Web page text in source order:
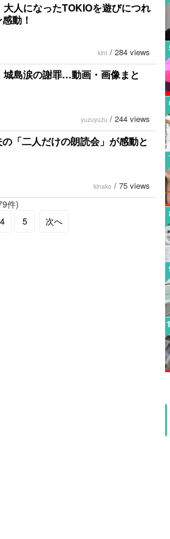
人になったTOKIOを遊びにつれ
動！
kint / 284 views
島涙の謝罪…動画・画像まと
yuzuyuzu / 244 views
「二人だけの朗読会」が感動と
kinako / 75 views
件)
4 5 次へ